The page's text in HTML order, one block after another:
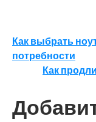
по
Как выбрать
потребности
Как